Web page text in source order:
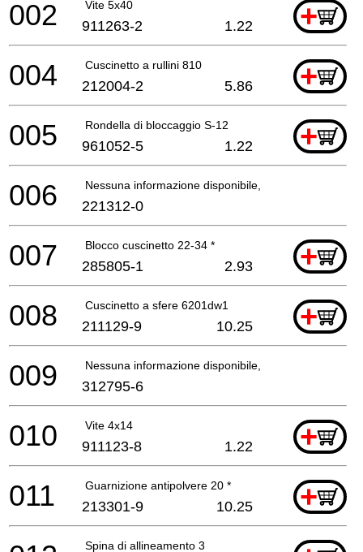
Vite 5x40 +
002 911263-2 1.22
Cuscinetto a rullini 810 +
004 212004-2 5.86
Rondella di bloccaggio S-12 +
005 961052-5 1.22
Nessuna informazione disponibile, non ordinabile
006 221312-0
Blocco cuscinetto 22-34 * +
007 285805-1 2.93
Cuscinetto a sfere 6201dw1 +
008 211129-9 10.25
Nessuna informazione disponibile, non ordinabile
009 312795-6
Vite 4x14 +
010 911123-8 1.22
Guarnizione antipolvere 20 * +
011 213301-9 10.25
Spina di allineamento 3